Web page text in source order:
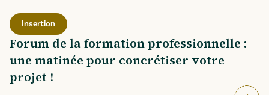
Insertion
Forum de la formation professionnelle :
une matinée pour concrétiser votre
projet !